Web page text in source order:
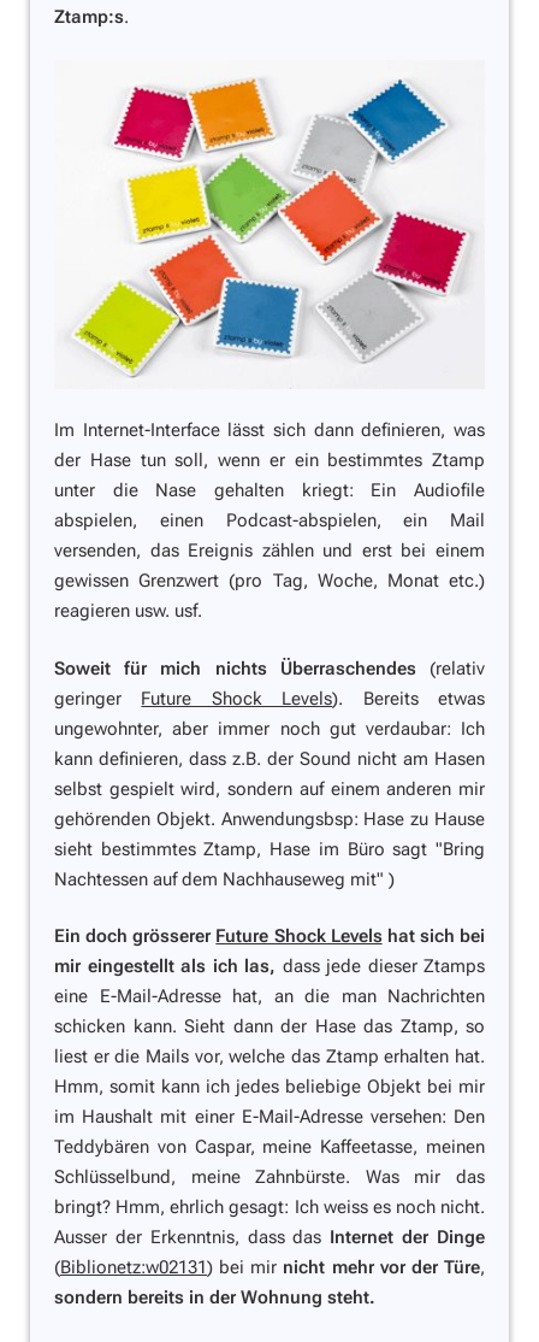
Ztamp:s.
Im Internet-Interface lässt sich dann definieren, was
der Hase tun soll, wenn er ein bestimmtes Ztamp
unter die Nase gehalten kriegt: Ein Audiofile
abspielen, einen Podcast-abspielen, ein Mail
versenden, das Ereignis zählen und erst bei einem
gewissen Grenzwert (pro Tag, Woche, Monat etc.)
reagieren usw. usf.
Soweit für mich nichts Überraschendes(relativ
geringer Future Shock Levels). Bereits etwas
ungewohnter, aber immer noch gut verdaubar: Ich
kann definieren, dass z.B. der Sound nicht am Hasen
selbst gespielt wird, sondern auf einem anderen mir
gehörenden Objekt. Anwendungsbsp: Hase zu Hause
sieht bestimmtes Ztamp, Hase im Büro sagt "Bring
Nachtessen auf dem Nachhauseweg mit" )
Ein doch grösserer Future Shock Levelshat sich bei
mir eingestellt als ich las, dass jede dieser Ztamps
eine E-Mail-Adresse hat, an die man Nachrichten
schicken kann. Sieht dann der Hase das Ztamp, so
liest er die Mails vor, welche das Ztamp erhalten hat.
Hmm, somit kann ich jedes beliebige Objekt bei mir
im Haushalt mit einer E-Mail-Adresse versehen: Den
Teddybären von Caspar, meine Kaffeetasse, meinen
Schlüsselbund, meine Zahnbürste. Was mir das
bringt? Hmm, ehrlich gesagt: Ich weiss es noch nicht.
Ausser der Erkenntnis, dass das Internet der Dinge
(Biblionetz:w02131) bei mir nicht mehr vor der Türe,
sondern bereits in der Wohnung steht.